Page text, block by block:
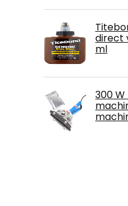
direct
ml
300